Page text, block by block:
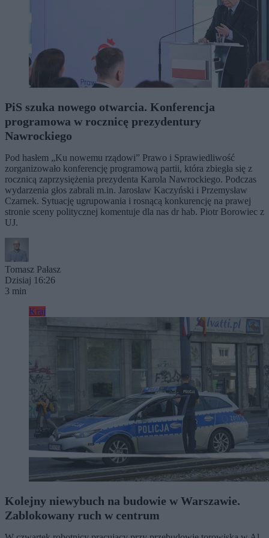
PiS szuka nowego otwarcia. Konferencja
programowa w rocznicę prezydentury
Nawrockiego
Pod hasłem „Ku nowemu rządowi” Prawo i Sprawiedliwość
zorganizowało konferencję programową partii, która zbiegła się z
rocznicą zaprzysiężenia prezydenta Karola Nawrockiego. Podczas
wydarzenia głos zabrali m.in. Jarosław Kaczyński i Przemysław
Czarnek. Sytuację ugrupowania i rosnącą konkurencję na prawej
stronie sceny politycznej komentuje dla nas dr hab. Piotr Borowiec z
UJ.
Tomasz Pałasz
Dzisiaj 16:26
3 min
Kraj
Kolejny niewybuch na budowie w Warszawie.
Zablokowany ruch w centrum